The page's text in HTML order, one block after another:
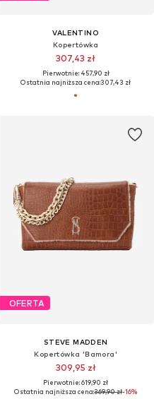
VALENTINO
Kopertówka
307,43 zł
Pierwotnie: 457,90 zł
Ostatnia najniższa cena:307,43 zł
OFERTA
STEVE MADDEN
Kopertówka 'Bamora'
309,95 zł
Pierwotnie: 619,90 zł
Ostatnia najniższa cena:369,90 zł-16%